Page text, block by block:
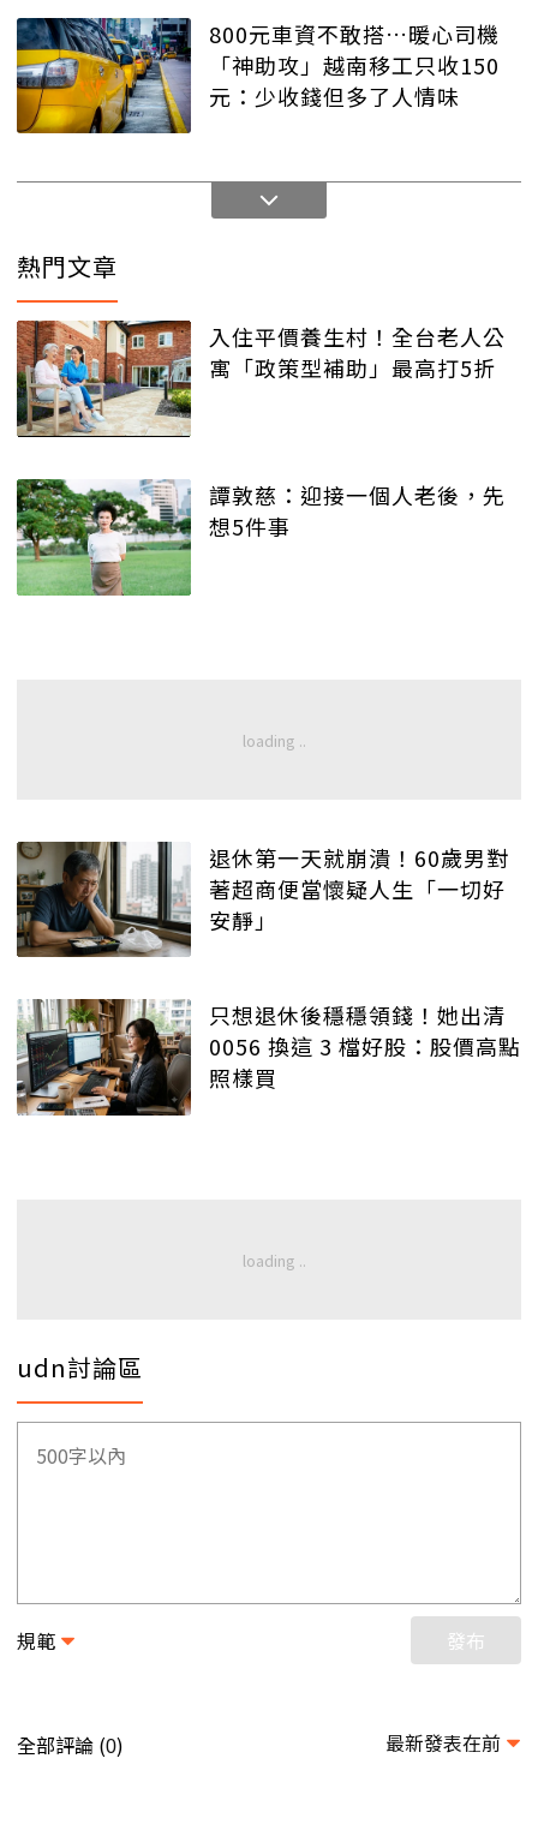
800元車資不敢搭…暖心司機
「神助攻」越南移工只收150
元：少收錢但多了人情味
熱門文章
入住平價養生村！全台老人公
寓「政策型補助」最高打5折
譚敦慈：迎接一個人老後，先
想5件事
退休第一天就崩潰！60歲男對
著超商便當懷疑人生「一切好
安靜」
只想退休後穩穩領錢！她出清
0056 換這 3 檔好股：股價高點
照樣買
udn討論區
規範 發布
全部評論 (0) 最新發表在前